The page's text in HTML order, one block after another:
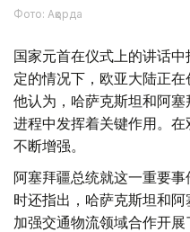
Фото: Ақорда
国家元首在仪式上的讲话
定的情况下，欧亚大陆正在
他认为，哈萨克斯坦和阿
进程中发挥着关键作用。
不断增强。
阿塞拜疆总统就这一重要
时还指出，哈萨克斯坦和
加强交通物流领域合作开展